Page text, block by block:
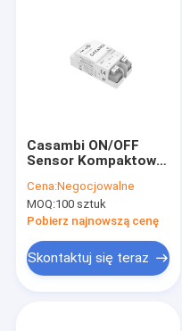
Casambi ON/OFF
Sensor Kompaktowy
do większości
urządzeń
oświetleniowych
Cena:Negocjowalne
MOQ:100 sztuk
Pobierz najnowszą cenę
Skontaktuj się teraz